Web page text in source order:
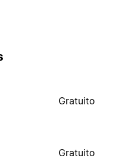
Gratuito
Gratuito